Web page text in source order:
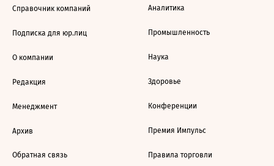
Справочник компаний
Подписка для юр.лиц
О компании
Редакция
Менеджмент
Архив
Обратная связь
Аналитика
Промышленность
Наука
Здоровье
Конференции
Премия Импульс
Правила торговли